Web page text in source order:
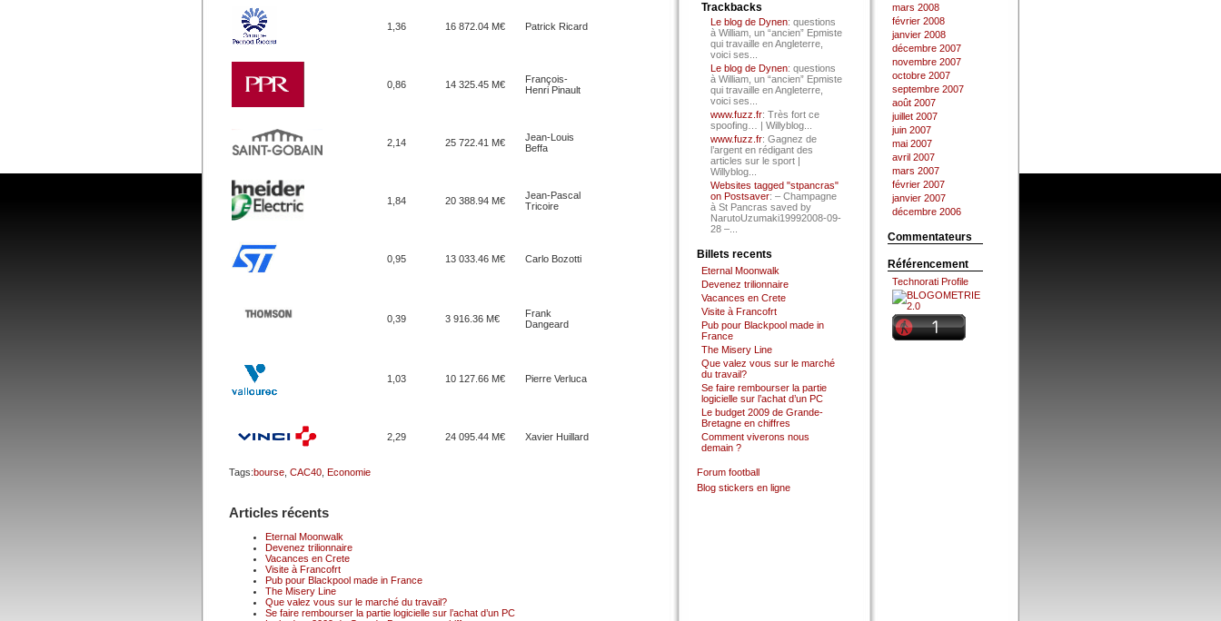
1,36 16 872.04 M€ Patrick Ricard
0,86 14 325.45 M€
François-
Henri Pinault
2,14 25 722.41 M€
Jean-Louis
Beffa
1,84 20 388.94 M€
Jean-Pascal
Tricoire
0,95 13 033.46 M€ Carlo Bozotti
0,39 3 916.36 M€
Frank
Dangeard
1,03 10 127.66 M€ Pierre Verluca
2,29 24 095.44 M€ Xavier Huillard
Tags:bourse CAC40 Economie
Articles récents
Eternal Moonwalk
Devenez trilionnaire
Vacances en Crete
Visite à Francofrt
Pub pour Blackpool made in France
The Misery Line
Que valez vous sur le marché du travail?
Se faire rembourser la partie logicielle sur l’achat d’un PC
Trackbacks
Le blog de Dynen: questions
à William, un “ancien” Epmiste
qui travaille en Angleterre,
voici ses...
Le blog de Dynen: questions
à William, un “ancien” Epmiste
qui travaille en Angleterre,
voici ses...
www.fuzz.fr: Très fort ce
spoofing… | Willyblog...
www.fuzz.fr: Gagnez de
l’argent en rédigant des
articles sur le sport |
Willyblog...
Websites tagged "stpancras"
on Postsaver: – Champagne
à St Pancras saved by
NarutoUzumaki19992008-09-
28 –...
Billets recents
Eternal Moonwalk
Devenez trilionnaire
Vacances en Crete
Visite à Francofrt
Pub pour Blackpool made in
France
The Misery Line
Que valez vous sur le marché
du travail?
Se faire rembourser la partie
logicielle sur l’achat d’un PC
Le budget 2009 de Grande-
Bretagne en chiffres
Comment viverons nous
demain ?
Forum football
Blog stickers en ligne
mars 2008
février 2008
janvier 2008
décembre 2007
novembre 2007
octobre 2007
septembre 2007
août 2007
juillet 2007
juin 2007
mai 2007
avril 2007
mars 2007
février 2007
janvier 2007
décembre 2006
Commentateurs
Référencement
Technorati Profile